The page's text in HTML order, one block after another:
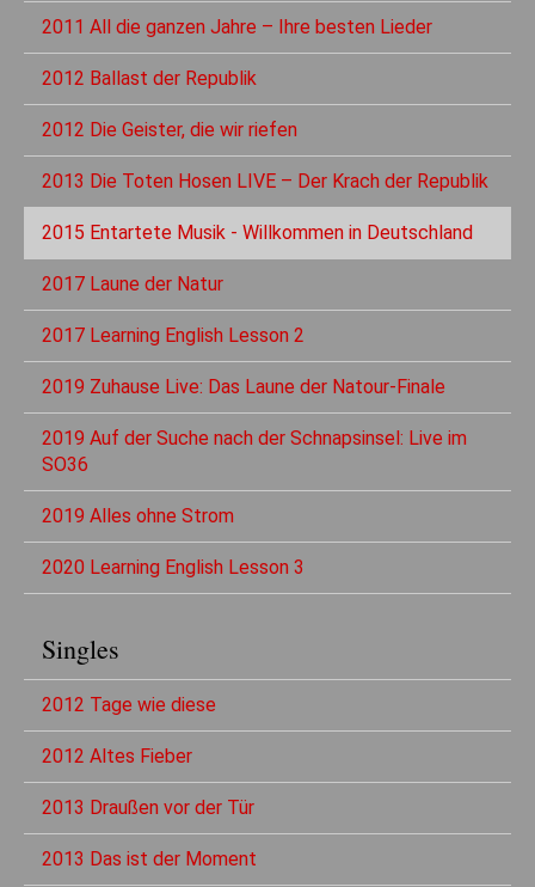
2011 All die ganzen Jahre – Ihre besten Lieder
2012 Ballast der Republik
2012 Die Geister, die wir riefen
2013 Die Toten Hosen LIVE – Der Krach der Republik
2015 Entartete Musik - Willkommen in Deutschland
2017 Laune der Natur
2017 Learning English Lesson 2
2019 Zuhause Live: Das Laune der Natour-Finale
2019 Auf der Suche nach der Schnapsinsel: Live im
SO36
2019 Alles ohne Strom
2020 Learning English Lesson 3
Singles
2012 Tage wie diese
2012 Altes Fieber
2013 Draußen vor der Tür
2013 Das ist der Moment